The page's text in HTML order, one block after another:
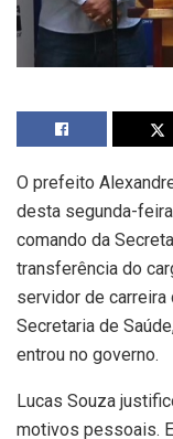
O prefeito
desta segunda-
comando da
transferência do
servidor de carreira
Secretaria de
entrou no governo.
Lucas Souza
motivos pessoais.